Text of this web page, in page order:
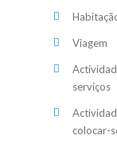
Viagem
serviços
colocar-